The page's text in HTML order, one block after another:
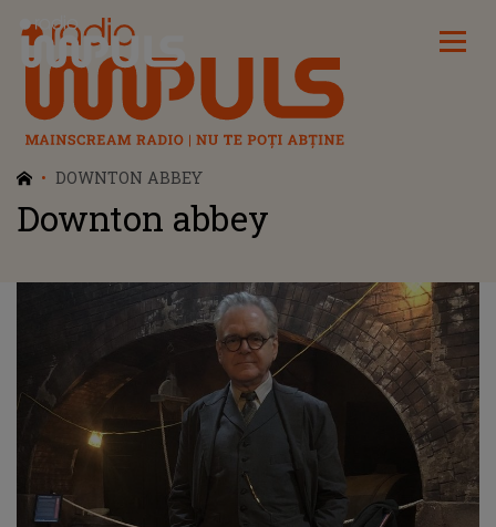
Radio Impuls
DOWNTON ABBEY
Downton abbey